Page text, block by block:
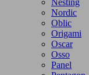
Nesting
Nordic
Oblic
Origami
Oscar
Osso
Panel